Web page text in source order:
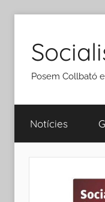
contingut
Posem Collbató
Notícies